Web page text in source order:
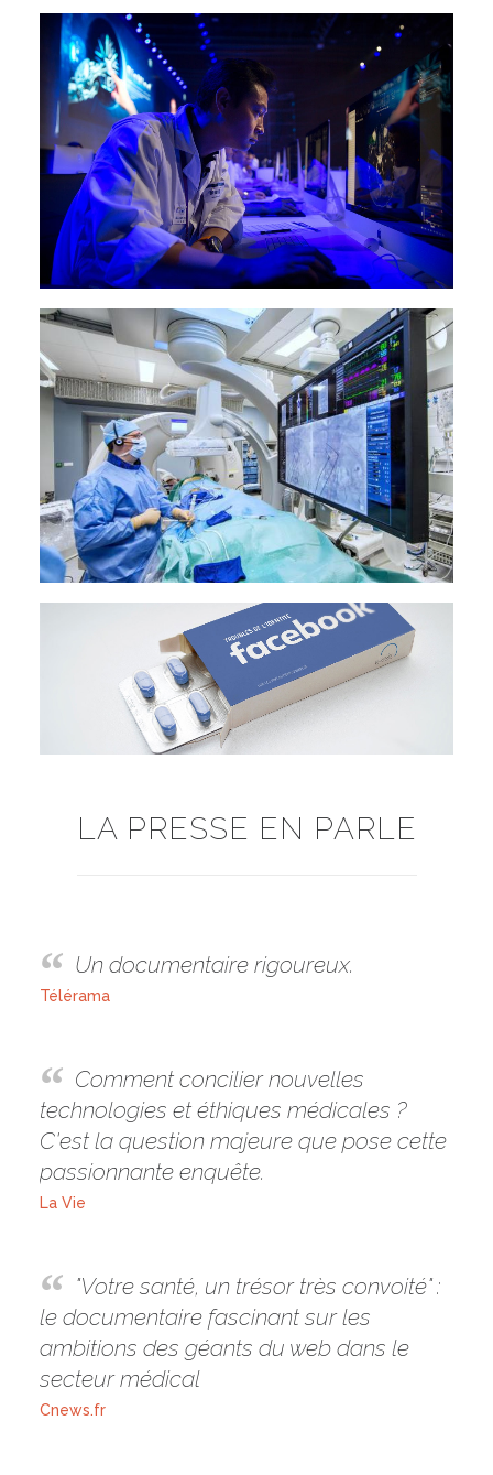
LA PRESSE EN PARLE
Un documentaire rigoureux.
Télérama
Comment concilier nouvelles
technologies et éthiques médicales ?
C'est la question majeure que pose cette
passionnante enquête.
La Vie
"Votre santé, un trésor très convoité" :
le documentaire fascinant sur les
ambitions des géants du web dans le
secteur médical
Cnews.fr